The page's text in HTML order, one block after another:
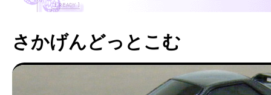
さかげんどっとこむ